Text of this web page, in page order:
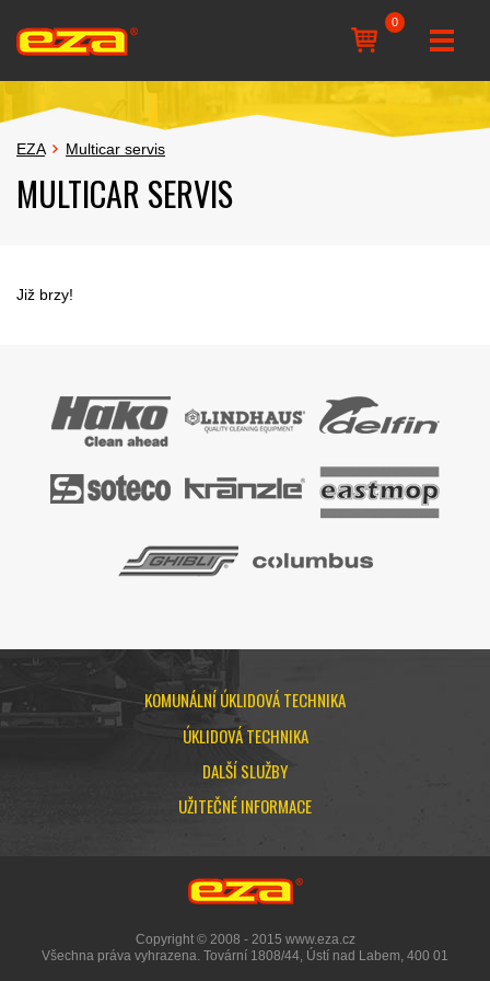
0
EZA Multicar servis
MULTICAR SERVIS
Již brzy!
KOMUNÁLNÍ ÚKLIDOVÁ TECHNIKA
ÚKLIDOVÁ TECHNIKA
DALŠÍ SLUŽBY
UŽITEČNÉ INFORMACE
Copyright © 2008 - 2015 www.eza.cz
Všechna práva vyhrazena. Tovární 1808/44, Ústí nad Labem, 400 01